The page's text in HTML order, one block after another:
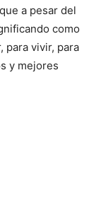
a pesar del
como
para vivir, para
y mejores